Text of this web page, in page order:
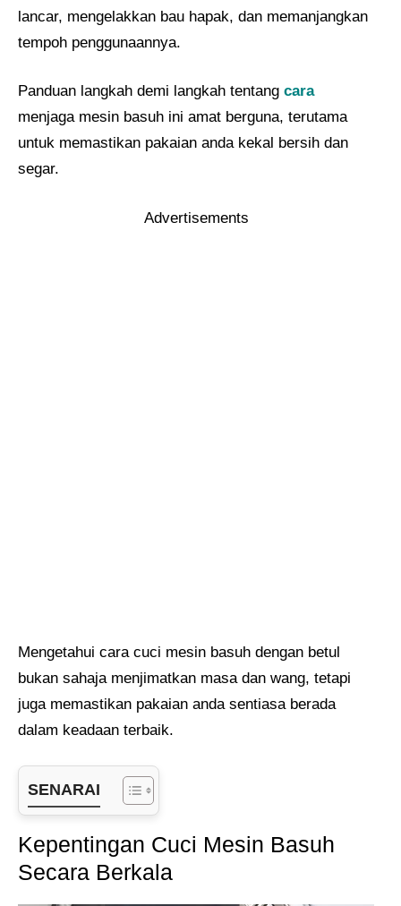
lancar, mengelakkan bau hapak, dan memanjangkan
tempoh penggunaannya.
Panduan langkah demi langkah tentang cara
menjaga mesin basuh ini amat berguna, terutama
untuk memastikan pakaian anda kekal bersih dan
segar.
Advertisements
Mengetahui cara cuci mesin basuh dengan betul
bukan sahaja menjimatkan masa dan wang, tetapi
juga memastikan pakaian anda sentiasa berada
dalam keadaan terbaik.
SENARAI
Kepentingan Cuci Mesin Basuh
Secara Berkala